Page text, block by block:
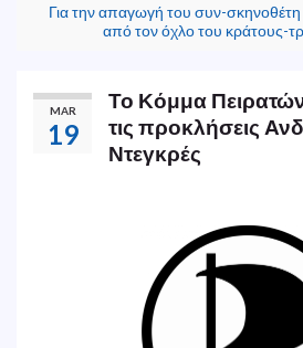
Για την απαγωγή του συν-
από τον όχλο του κράτους-
MAR
19
Το Κόμμα
τις προκλήσεις
Ντεγκρές